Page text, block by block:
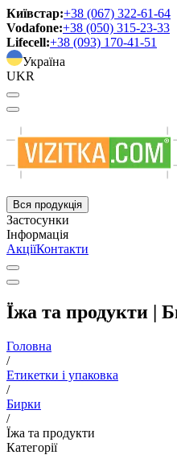
Київстар:+38 (067) 322-61-64
Vodafone:+38 (050) 315-23-33
Lifecell:+38 (093) 170-41-51
Україна
UKR
Вся продукція
Застосунки
Інформація
АкціїКонтакти
Їжа та продукти |
Головна
/
Етикетки і упаковка
/
Бирки
/
Їжа та продукти
Категорії